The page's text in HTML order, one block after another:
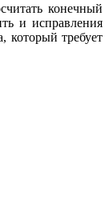
конечный
и исправления
который требует